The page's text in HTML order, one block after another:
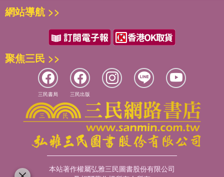
網站導航 >>
聚焦三民 >>
三民書局 三民出版
本站著作權屬弘雅三民圖書股份有限公司